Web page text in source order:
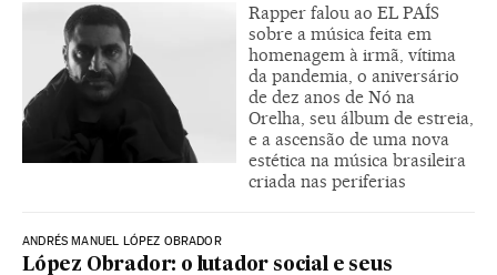
Rapper falou ao EL PAÍS
sobre a música feita em
homenagem à irmã, vítima
da pandemia, o aniversário
de dez anos de Nó na
Orelha, seu álbum de estreia,
e a ascensão de uma nova
estética na música brasileira
criada nas periferias
ANDRÉS MANUEL LÓPEZ OBRADOR
López Obrador: o lutador social e seus